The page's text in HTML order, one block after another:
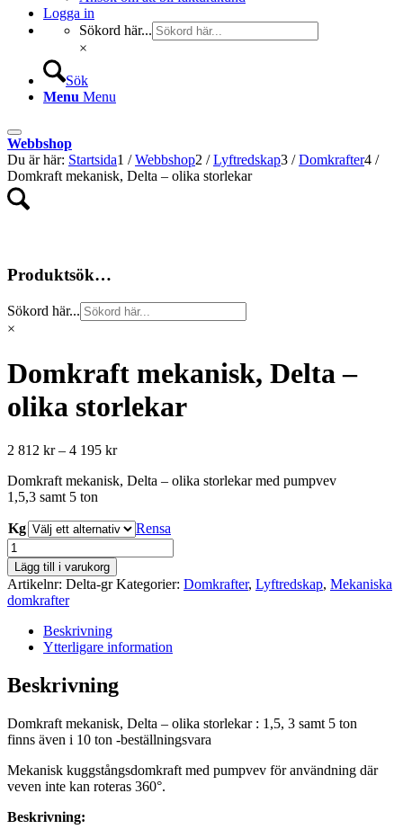
Logga in
Sökord här...
×
Sök
Menu Menu
Webbshop
Du är här: Startsida1 / Webbshop2 / Lyftredskap3 / Domkrafter4 /
Domkraft mekanisk, Delta – olika storlekar
Produktsök…
Sökord här...
×
Domkraft mekanisk, Delta –
olika storlekar
2 812 kr – 4 195 krPrisintervall:
812 kr
195 kr
Domkraft mekanisk, Delta – olika storlekar med pumpvev
1,5,3 samt 5 ton
Kg
Rensa
Domkraft
mekanisk,
Delta
-
olika
storlekar
mängd
Lägg till i varukorg
Artikelnr: Delta-gr Kategorier: Domkrafter, Lyftredskap, Mekaniska
domkrafter
Beskrivning
Ytterligare information
Beskrivning
Domkraft mekanisk, Delta – olika storlekar : 1,5, 3 samt 5 ton
finns även i 10 ton -beställningsvara
Mekanisk kuggstångsdomkraft med pumpvev för användning där
veven inte kan roteras 360°.
Beskrivning: